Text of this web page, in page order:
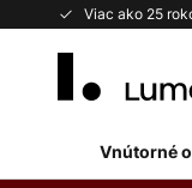
Viac ako 25
Skip
Vnútorné